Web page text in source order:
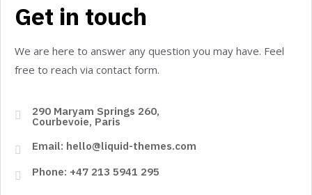
Get in touch
We are here to answer any question you may have. Feel
free to reach via contact form.
290 Maryam Springs 260,
Courbevoie, Paris
Email: hello@liquid-themes.com
Phone: +47 213 5941 295